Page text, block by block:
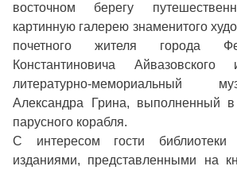
восточном берегу
картинную галерею знаменитого
почетного жителя города
Константиновича Айвазовского
литературно-мемориальный
Александра Грина, выполненный в
парусного корабля.
С интересом гости библиотеки
изданиями, представленными на